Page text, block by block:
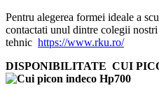
Pentru alegerea formei ideale a
contactati unul dintre colegii
tehnic https://www.rku.ro/
DISPONIBILITATE CUI